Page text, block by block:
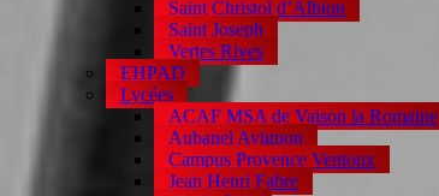
Saint Christol d’Albion
Saint Joseph
Vertes Rives
EHPAD
Lycées
ACAF MSA de Vaison la Romaine
Aubanel Avignon
Campus Provence Ventoux
Jean Henri Fabre